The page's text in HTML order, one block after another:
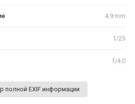
4.9 mm
1/25
f/4.0
полной EXIF информации